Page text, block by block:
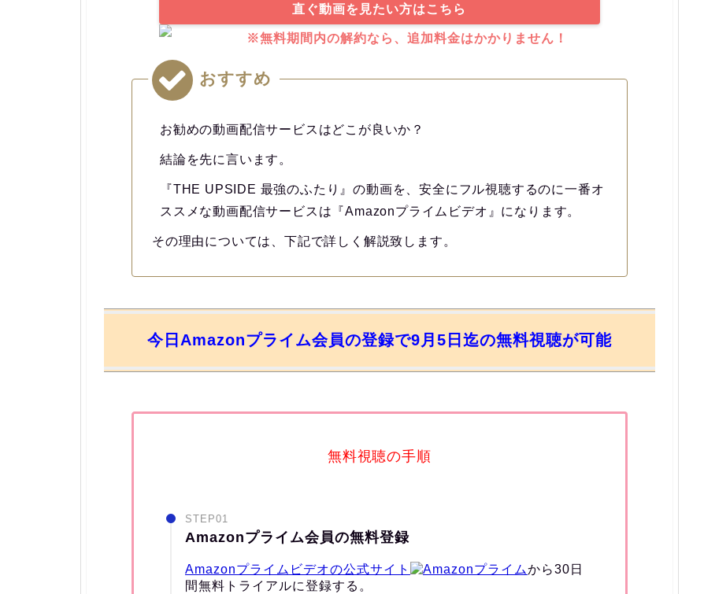
直ぐ動画を見たい方はこちら
※無料期間内の解約なら、追加料金はかかりません！
おすすめ
お勧めの動画配信サービスはどこが良いか？
結論を先に言います。
『THE UPSIDE 最強のふたり』の動画を、安全にフル視聴するのに一番オ
ススメな動画配信サービスは『Amazonプライムビデオ』になります。
その理由については、下記で詳しく解説致します。
今日Amazonプライム会員の登録で9月5日迄の無料視聴が可能
無料視聴の手順
STEP01
Amazonプライム会員の無料登録
Amazonプライムビデオの公式サイト
から30日
間無料トライアルに登録する。